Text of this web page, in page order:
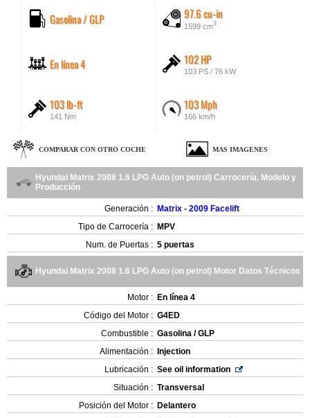
Gasolina / GLP 97.6 cu-in
1599 cm3
En línea 4 102 HP
103 PS / 76 kW
103 lb-ft
141 Nm
103 Mph
166 km/h
COMPARAR CON OTRO COCHE MAS IMAGENES
Hyundai Matrix 2008 1.6 LPG Auto (on petrol) Carrocería, Modelo y
Producción
Generación : Matrix - 2009 Facelift
Tipo de Carrocería : MPV
Num. de Puertas : 5 puertas
Hyundai Matrix 2008 1.6 LPG Auto (on petrol) Motor Datos Técnicos
Motor : En línea 4
Código del Motor : G4ED
Combustible : Gasolina / GLP
Alimentación :
Injection
Lubricación : See oil information
Situación : Transversal
Posición del Motor : Delantero